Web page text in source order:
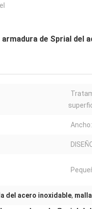
de Sprial del
Ancho:
del acero inoxidable,